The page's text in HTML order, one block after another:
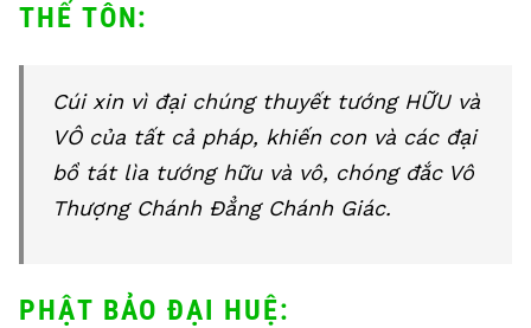
THẾ TÔN:
Cúi xin vì đại chúng thuyết tướng HỮU và
VÔ của tất cả pháp, khiến con và các đại
bồ tát lìa tướng hữu và vô, chóng đắc Vô
Thượng Chánh Đẳng Chánh Giác.
PHẬT BẢO ĐẠI HUỆ: